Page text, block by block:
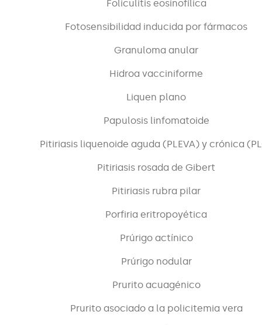
Foliculitis eosinofílica
Fotosensibilidad inducida por fármacos
Granuloma anular
Hidroa vacciniforme
Liquen plano
Papulosis linfomatoide
Pitiriasis liquenoide aguda (PLEVA) y crónica
Pitiriasis rosada de Gibert
Pitiriasis rubra pilar
Porfiria eritropoyética
Prúrigo actínico
Prúrigo nodular
Prurito acuagénico
Prurito asociado a la policitemia vera